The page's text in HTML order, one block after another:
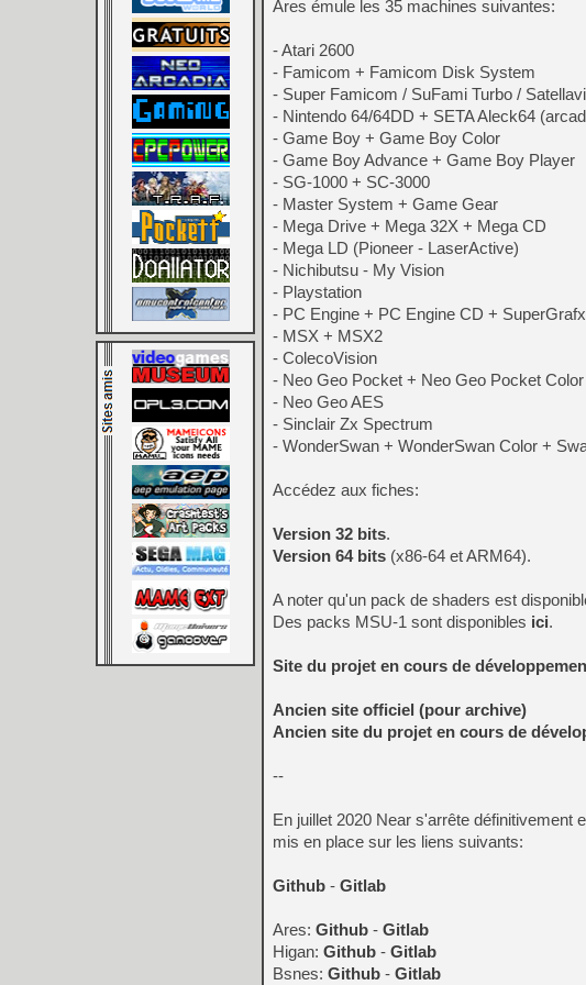
Ares émule les 35 machines suivantes:
- Atari 2600
- Famicom + Famicom Disk System
- Super Famicom / SuFami Turbo /
- Nintendo 64/64DD + SETA Aleck64
- Game Boy + Game Boy Color
- Game Boy Advance + Game Boy Player
- SG-1000 + SC-3000
- Master System + Game Gear
- Mega Drive + Mega 32X + Mega CD
- Mega LD (Pioneer - LaserActive)
- Nichibutsu - My Vision
- Playstation
- PC Engine + PC Engine CD + SuperGrafx
- MSX + MSX2
- ColecoVision
- Neo Geo Pocket + Neo Geo Pocket Color
- Neo Geo AES
- Sinclair Zx Spectrum
- WonderSwan + WonderSwan Color +
Accédez aux fiches:
Version 32 bits.
Version 64 bits (x86-64 et ARM64).
A noter qu'un pack de shaders est
Des packs MSU-1 sont disponibles ici.
Site du projet en cours de
Ancien site officiel (pour archive)
Ancien site du projet en cours de
--
En juillet 2020 Near s'arrête
mis en place sur les liens suivants:
Github - Gitlab
Ares: Github - Gitlab
Higan: Github - Gitlab
Bsnes: Github - Gitlab